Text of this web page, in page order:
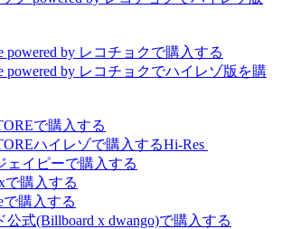
Hi-Res